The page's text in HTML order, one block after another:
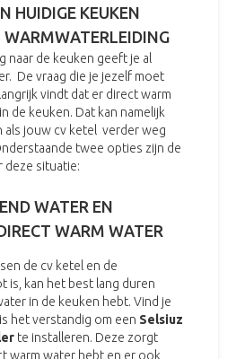
HUIDIGE KEUKEN
WARMWATERLEIDING
naar de keuken geeft je al
De vraag die je jezelf moet
vindt dat er direct warm
de keuken. Dat kan namelijk
als jouw cv ketel verder weg
twee opties zijn de
deze situatie:
WATER EN
WARM WATER
de cv ketel en de
is, kan het best lang duren
in de keuken hebt. Vind je
het verstandig om een Selsiuz
te installeren. Deze zorgt
warm water hebt en er ook